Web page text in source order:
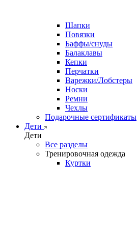
Шапки
Повязки
Баффы/снуды
Балаклавы
Кепки
Перчатки
Варежки/Лобстеры
Носки
Ремни
Чехлы
Подарочные сертификаты
Дети
Дети
Все разделы
Тренировочная одежда
Куртки